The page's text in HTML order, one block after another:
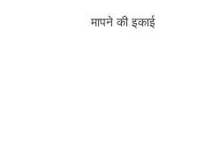
मापने की इकाई